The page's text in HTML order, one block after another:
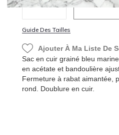
Guide Des Tailles
Ajouter À Ma Liste De
Sac en cuir grainé bleu
en acétate et bandoulière
Fermeture à rabat aimantée,
rond. Doublure en cuir.